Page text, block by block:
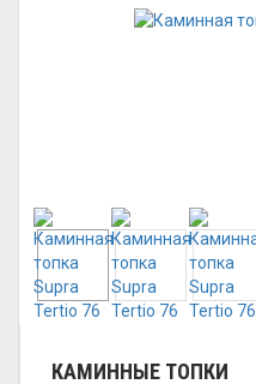
КАМИННЫЕ ТОПКИ